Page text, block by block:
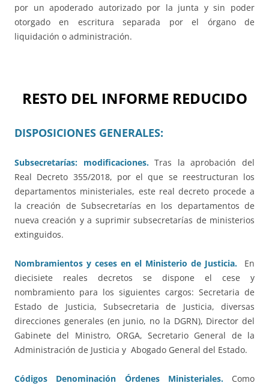
por un apoderado autorizado por la junta y sin poder
otorgado en escritura separada por el órgano de
liquidación o administración.
RESTO DEL INFORME REDUCIDO
DISPOSICIONES GENERALES:
Subsecretarías: modificaciones.Tras la aprobación del
Real Decreto 355/2018, por el que se reestructuran los
departamentos ministeriales, este real decreto procede a
la creación de Subsecretarías en los departamentos de
nueva creación y a suprimir subsecretarías de ministerios
extinguidos.
Nombramientos y ceses en el Ministerio de Justicia. En
diecisiete reales decretos se dispone el cese y
nombramiento para los siguientes cargos: Secretaria de
Estado de Justicia, Subsecretaria de Justicia, diversas
direcciones generales (en junio, no la DGRN), Director del
Gabinete del Ministro, ORGA, Secretario General de la
Administración de Justicia y Abogado General del Estado.
Códigos Denominación Órdenes Ministeriales.Como